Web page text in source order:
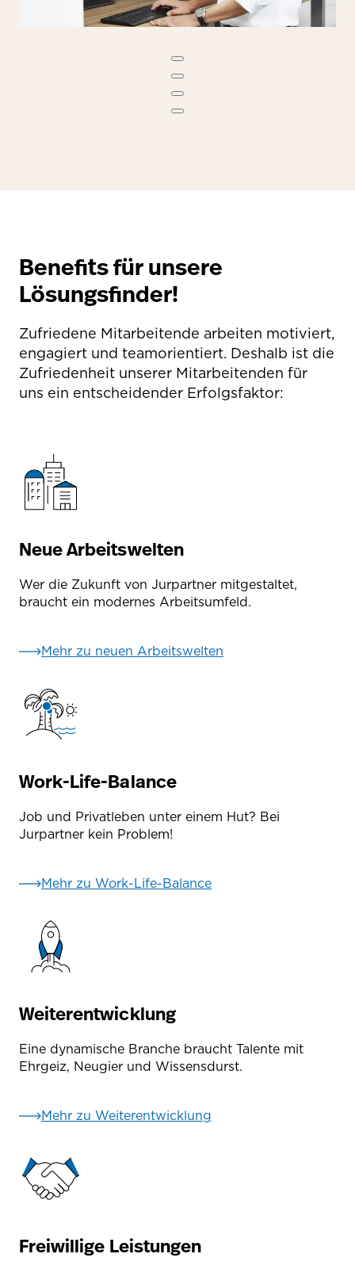
Benefits für unsere
Lösungsfinder!
Zufriedene Mitarbeitende arbeiten motiviert,
engagiert und teamorientiert. Deshalb ist die
Zufriedenheit unserer Mitarbeitenden für
uns ein entscheidender Erfolgsfaktor:
Neue Arbeitswelten
Wer die Zukunft von Jurpartner mitgestaltet,
braucht ein modernes Arbeitsumfeld.
Mehr zu neuen Arbeitswelten
Work-Life-Balance
Job und Privatleben unter einem Hut? Bei
Jurpartner kein Problem!
Mehr zu Work-Life-Balance
Weiterentwicklung
Eine dynamische Branche braucht Talente mit
Ehrgeiz, Neugier und Wissensdurst.
Mehr zu Weiterentwicklung
Freiwillige Leistungen